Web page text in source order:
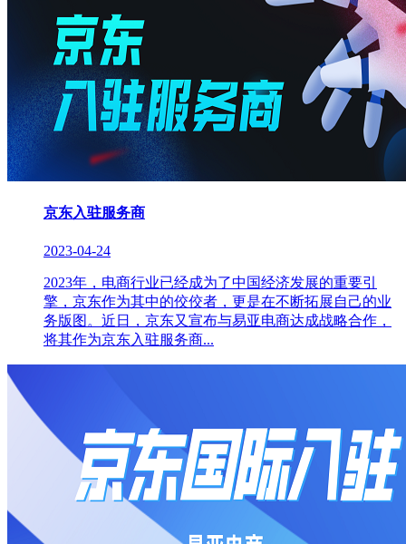
京东入驻服务商
2023-04-24
2023年，电商行业已经成为了中国经济发展的重要引
擎，京东作为其中的佼佼者，更是在不断拓展自己的业
务版图。近日，京东又宣布与易亚电商达成战略合作，
将其作为京东入驻服务商...